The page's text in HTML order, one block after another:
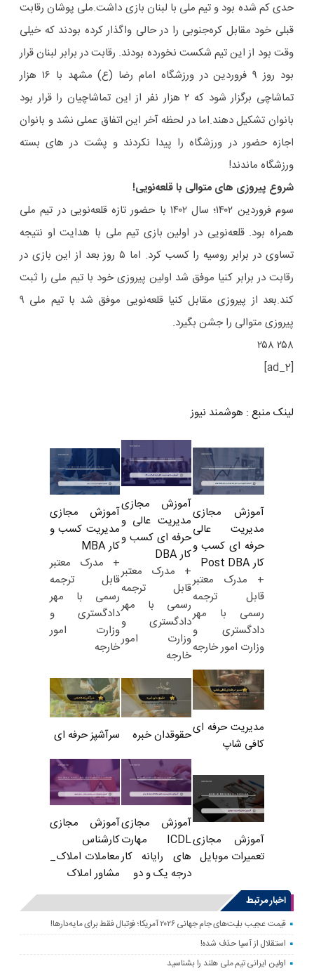
حدی کم شده بود و تیم ملی با لبنان بازی داشت.ملی پوشان رقابت
قبلی خود مقابل کره‌جنوبی را در حالی واگذار کرده بودند که خیلی
وقت بود از این تیم شکست نخورده بودند. رقابت در برابر لبنان قرار
بود روز ۹ فروردین در ورزشگاه امام رضا (ع) مشهد با ۱۶ هزار
تماشاچی برگزار شود که ۲ هزار نفر از این تماشاچیان را قرار بود
بانوان تشکیل دهند.اما در لحظه آخر این اتفاق عملی نشد و بانوان
اجازه حضور در ورزشگاه را پیدا نکردند و پشت در های بسته
ورزشگاه ماندند!
شروع پیروزی های متوالی با قلعه‌نویی!
سوم فروردین ۱۴۰۲؛ سال ۱۴۰۲ با حضور تازه قلعه‌نویی در تیم ملی
همراه بود. قلعه‌نویی در اولین بازی تیم ملی با هدایت او نتیجه
تساوی در برابر روسیه را کسب کرد. اما ۵ روز بعد از این بازی در
رقابت در برابر کنیا موفق شد اولین پیروزی خود با تیم ملی را ثبت
کند.بعد از پیروزی مقابل کنیا قلعه‌نویی موفق شد با تیم ملی ۹
پیروزی متوالی را جشن بگیرد.
۲۵۸ ۲۵۸
[ad_2]
لینک منبع : هوشمند نیوز
آموزش مجازی
مدیریت عالی
حرفه ای کسب و
کار Post DBA
+ مدرک معتبر
قابل ترجمه
رسمی با مهر
دادگستری و
وزارت امور خارجه
آموزش مجازی
مدیریت عالی و
حرفه ای کسب و
کار DBA
+ مدرک معتبر
قابل ترجمه
رسمی با مهر
دادگستری و
وزارت امور
خارجه
آموزش مجازی
مدیریت کسب و
کار MBA
+ مدرک معتبر
قابل ترجمه
رسمی با مهر
دادگستری و
وزارت امور
خارجه
مدیریت حرفه ای
کافی شاپ
حقوقدان خبره سرآشپز حرفه ای
آموزش مجازی
تعمیرات موبایل
آموزش مجازی
ICDL مهارت
های رایانه کار
درجه یک و دو
آموزش مجازی
کارشناس
معاملات املاک_
مشاور املاک
اخبار مرتبط
قیمت عجیب بلیت‌های جام جهانی ۲۰۲۶ آمریکا؛ فوتبال فقط برای مایه‌دارها!
استقلال از آسیا حذف شده!
اولین ایرانی تیم ملی هلند را بشناسید